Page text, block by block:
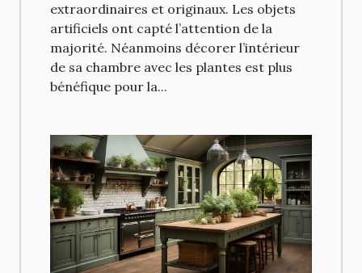
extraordinaires et originaux. Les objets
artificiels ont capté l’attention de la
majorité. Néanmoins décorer l’intérieur
de sa chambre avec les plantes est plus
bénéfique pour la...